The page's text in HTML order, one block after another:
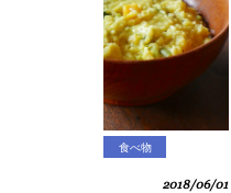
食べ物
2018/06/01